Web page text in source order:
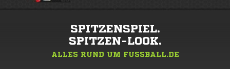
SPITZENSPIEL.
SPITZEN-LOOK.
ALLES RUND UM FUSSBALL.DE